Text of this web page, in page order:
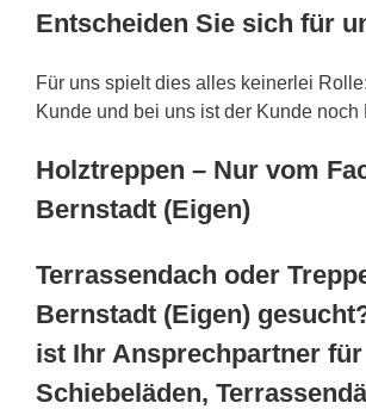
Entscheiden Sie sich für
Für uns spielt dies alles keinerlei
Kunde und bei uns ist der Kunde noch
Holztreppen – Nur vom
Bernstadt (Eigen)
Terrassendach oder
Bernstadt (Eigen)
ist Ihr Ansprechpartner für
Schiebeläden,